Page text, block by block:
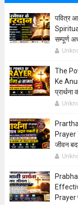
पवित्र
सम्पूर्ण
The
Ke
प्रार्थना
Prayer
जीवन
Prayer